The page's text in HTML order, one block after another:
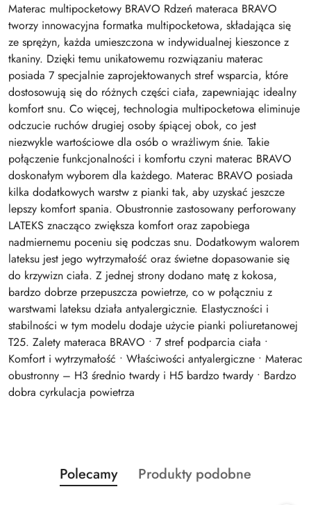
Materac multipocketowy BRAVO Rdzeń materaca BRAVO
tworzy innowacyjna formatka multipocketowa, składająca się
ze sprężyn, każda umieszczona w indywidualnej kieszonce z
tkaniny. Dzięki temu unikatowemu rozwiązaniu materac
posiada 7 specjalnie zaprojektowanych stref wsparcia, które
dostosowują się do różnych części ciała, zapewniając idealny
komfort snu. Co więcej, technologia multipocketowa eliminuje
odczucie ruchów drugiej osoby śpiącej obok, co jest
niezwykle wartościowe dla osób o wrażliwym śnie. Takie
połączenie funkcjonalności i komfortu czyni materac BRAVO
doskonałym wyborem dla każdego. Materac BRAVO posiada
kilka dodatkowych warstw z pianki tak, aby uzyskać jeszcze
lepszy komfort spania. Obustronnie zastosowany perforowany
LATEKS znacząco zwiększa komfort oraz zapobiega
nadmiernemu poceniu się podczas snu. Dodatkowym walorem
lateksu jest jego wytrzymałość oraz świetne dopasowanie się
do krzywizn ciała. Z jednej strony dodano matę z kokosa,
bardzo dobrze przepuszcza powietrze, co w połączniu z
warstwami lateksu działa antyalergicznie. Elastyczności i
stabilności w tym modelu dodaje użycie pianki poliuretanowej
T25. Zalety materaca BRAVO • 7 stref podparcia ciała •
Komfort i wytrzymałość • Właściwości antyalergiczne • Materac
obustronny – H3 średnio twardy i H5 bardzo twardy • Bardzo
dobra cyrkulacja powietrza
Pomiń karuzelę produktów
Produkty
o
Polecamy
Produkty
Produkty podobne